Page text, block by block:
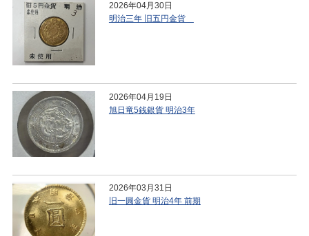
2026年04月30日
明治三年 旧五円金貨
2026年04月19日
旭日竜5銭銀貨 明治3年
2026年03月31日
旧一圓金貨 明治4年 前期